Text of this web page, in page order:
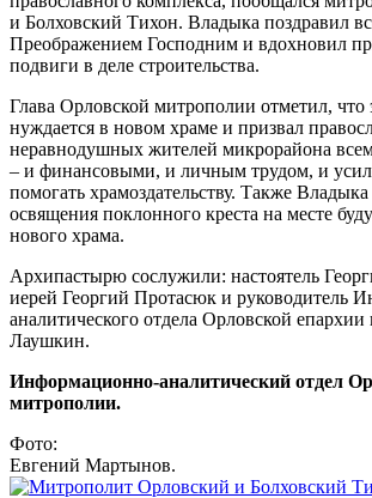
и Болховский Тихон. Владыка поздравил
Преображением Господним и вдохновил
подвиги в деле строительства.
Глава Орловской митрополии отметил, что
нуждается в новом храме и призвал
неравнодушных жителей микрорайона
– и финансовыми, и личным трудом, и
помогать храмоздательству. Также
освящения поклонного креста на месте
нового храма.
Архипастырю сослужили: настоятель
иерей Георгий Протасюк и руководитель
аналитического отдела Орловской
Лаушкин.
Информационно-аналитический отдел
митрополии.
Фото:
Евгений Мартынов.